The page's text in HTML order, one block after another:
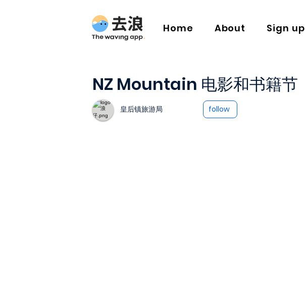
Home About Sign up
NZ Mountain 电影和书籍节
皇后镇旅游局 follow